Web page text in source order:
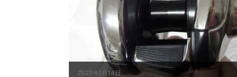
2023年1月14日